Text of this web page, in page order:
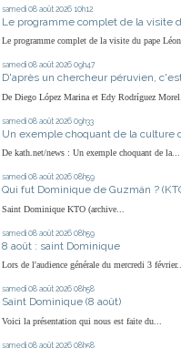
samedi 08 août 2026 10h12
Le programme complet de la visite
Le programme complet de la visite du pape
samedi 08 août 2026 09h47
D'après un chercheur péruvien,
De Diego López Marina et Edy Rodríguez
samedi 08 août 2026 09h33
Un exemple choquant de la culture
De kath.net/news : Un exemple choquant de la...
samedi 08 août 2026 08h59
Qui fut Dominique de Guzmán ?
Saint Dominique KTO (archive...
samedi 08 août 2026 08h59
8 août : saint Dominique
Lors de l'audience générale du mercredi 3
samedi 08 août 2026 08h58
Saint Dominique (8 août)
Voici la présentation qui nous est faite du...
samedi 08 août 2026 08h58